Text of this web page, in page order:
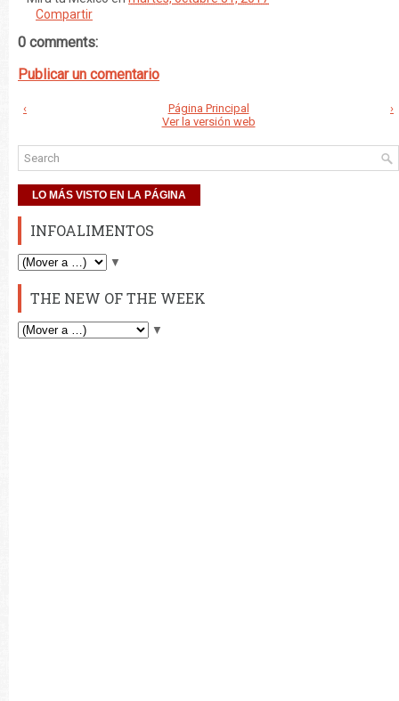
Compartir
0 comments:
Publicar un comentario
‹ ›
Página Principal
Ver la versión web
LO MÁS VISTO EN LA PÁGINA
INFOALIMENTOS
▼
THE NEW OF THE WEEK
▼